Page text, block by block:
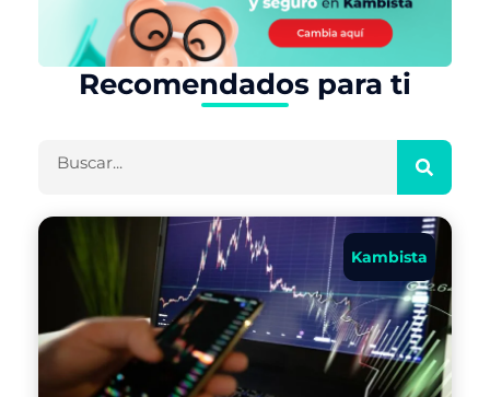
Recomendados para ti
Kambista